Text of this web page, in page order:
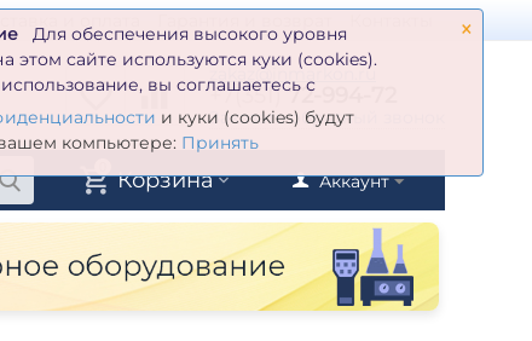
×
Для обеспечения высокого уровня
этом сайте используются куки (cookies).
вы соглашаетесь с
и куки (cookies) будут
компьютере: Принять
zakaz@inmarkon.ru
+7(351)72-994-72
Заказать обратный звонок
Аккаунт
Корзина